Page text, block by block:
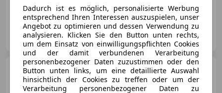
„Österreichs größtes Gebrauchtwagen-Outlet“
Onlinecars Vertriebs GmbH
AT-8143 Dobl bei Lieboch
Audi A6 40 TDI quattro Sport
Dadurch ist es möglich, personalisierte Werbung
entsprechend Ihren Interessen auszuspielen, unser
Angebot zu optimieren und dessen Verwendung zu
analysieren. Klicken Sie den Button unten rechts,
um dem Einsatz von einwilligungspflichten Cookies
und der damit verbundenen Verarbeitung
personenbezogener Daten zuzustimmen oder den
Button unten links, um eine detaillierte Auswahl
hinsichtlich der Cookies zu treffen oder um der
Verarbeitung personenbezogener Daten zu